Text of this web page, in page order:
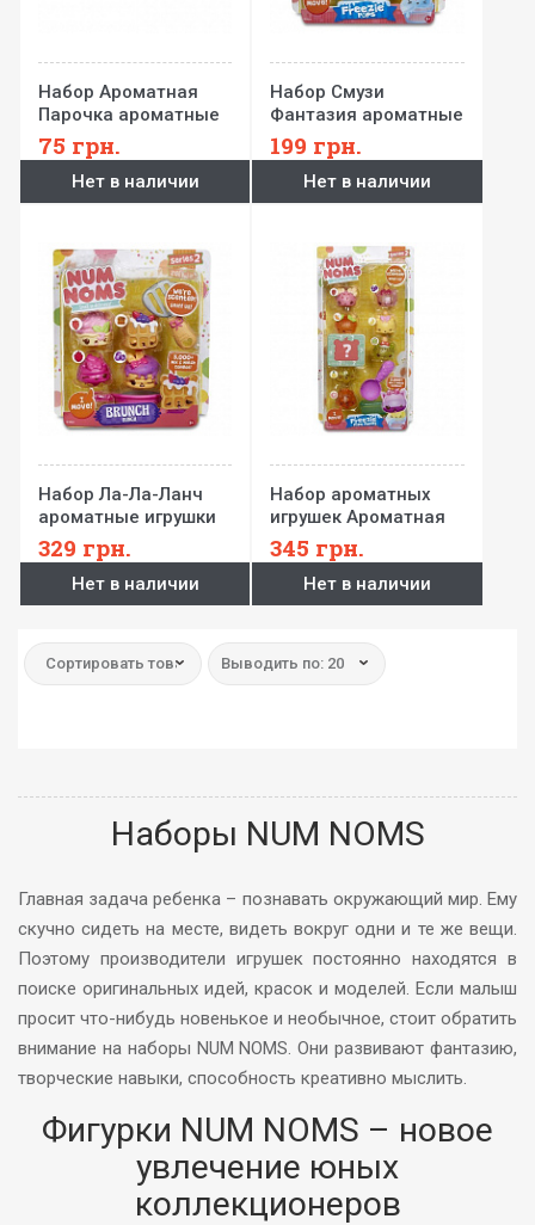
Набор Ароматная
Парочка ароматные
игрушки Num Noms
S2-1 (1 нам,1 ном)
75 грн.
Нет в наличии
Набор Смузи
Фантазия ароматные
игрушки Num Noms
S2 (3 нама,1
ном,аксесс.)
199 грн.
Нет в наличии
Набор Ла-Ла-Ланч
ароматные игрушки
Num Noms S2 (3
нама,1 ном,аксесс.)
329 грн.
Нет в наличии
Набор ароматных
игрушек Ароматная
Феерия Num Noms S2
(6 намов,2
нома,аксесс.)
345 грн.
Нет в наличии
Сортировать товар: Выводить по: 20
Наборы NUM NOMS
Главная задача ребенка – познавать окружающий мир. Ему
скучно сидеть на месте, видеть вокруг одни и те же вещи.
Поэтому производители игрушек постоянно находятся в
поиске оригинальных идей, красок и моделей. Если малыш
просит что-нибудь новенькое и необычное, стоит обратить
внимание на наборы NUM NOMS. Они развивают фантазию,
творческие навыки, способность креативно мыслить.
Фигурки NUM NOMS – новое
увлечение юных
коллекционеров